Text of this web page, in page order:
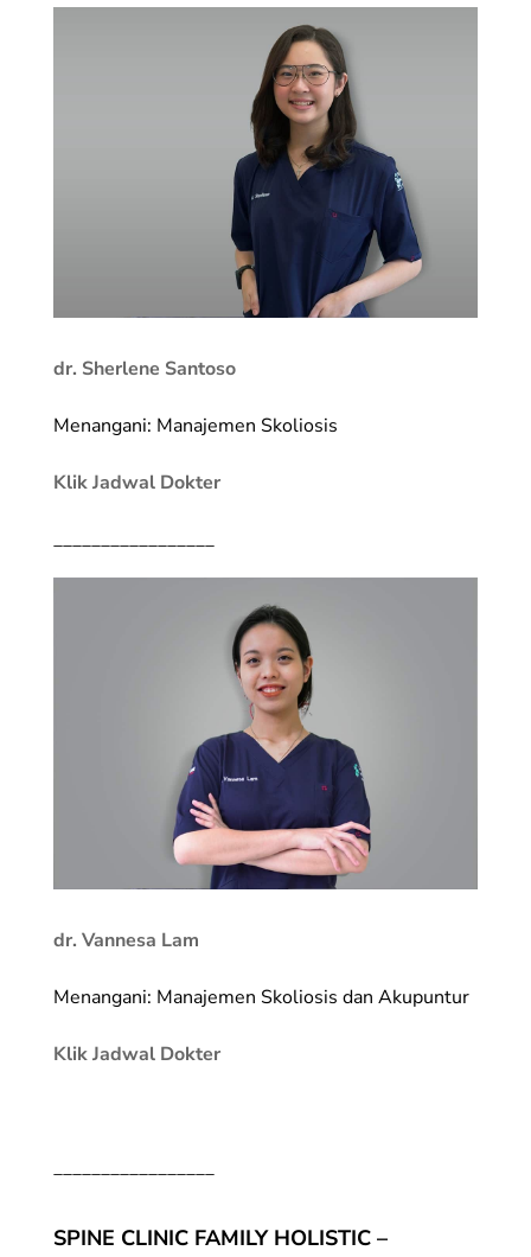
dr. Sherlene Santoso
Menangani: Manajemen Skoliosis
Klik Jadwal Dokter
_________________
dr. Vannesa Lam
Menangani: Manajemen Skoliosis dan Akupuntur
Klik Jadwal Dokter
_________________
SPINE CLINIC FAMILY HOLISTIC –